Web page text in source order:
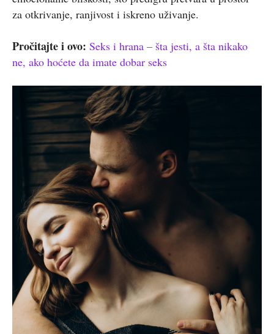
za otkrivanje, ranjivost i iskreno uživanje.
Pročitajte i ovo: Seks i hrana – šta jesti, a šta nikako
ne, ako hoćete da imate dobar seks